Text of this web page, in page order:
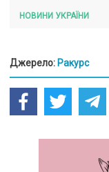
НОВИНИ УКРАЇНИ
Джерело: Ракурс